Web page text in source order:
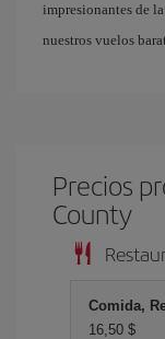
impresionantes de
nuestros vuelos
Precios
County
Comida,
16,50 $